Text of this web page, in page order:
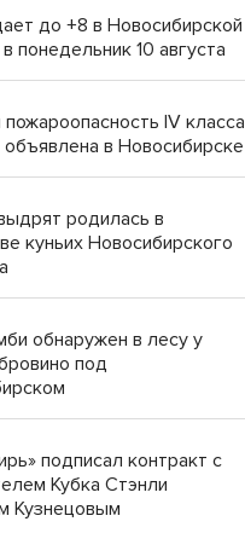
до +8 в Новосибирской
понедельник 10 августа
IV класса
в Новосибирске
родилась в
куньих Новосибирского
обнаружен в лесу у
под
подписал контракт с
Кубка Стэнли
Кузнецовым